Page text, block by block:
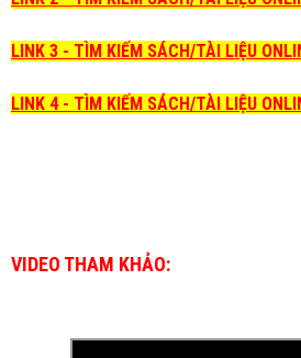
LINK 3 - TÌM KIẾM SÁCH/TÀI LIỆU
LINK 4 - TÌM KIẾM SÁCH/TÀI LIỆU
VIDEO THAM KHẢO: